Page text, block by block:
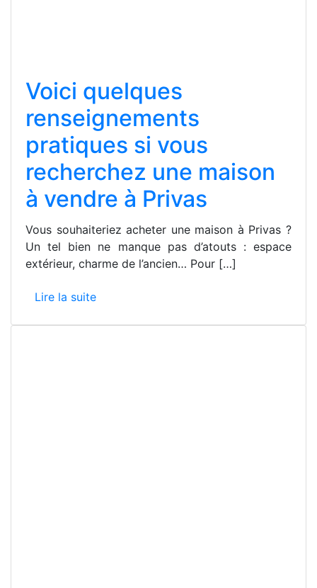
Voici quelques
renseignements
pratiques si vous
recherchez une maison
à vendre à Privas
Vous souhaiteriez acheter une maison à Privas ?
Un tel bien ne manque pas d’atouts : espace
extérieur, charme de l’ancien… Pour […]
Lire la suite